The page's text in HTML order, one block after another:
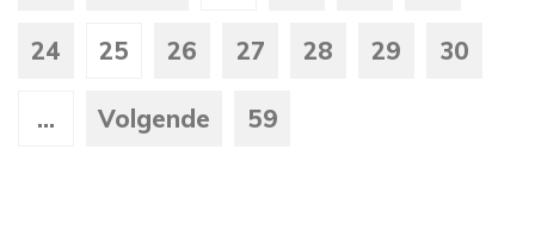
24 25 26 27 28 29 30
... Volgende 59